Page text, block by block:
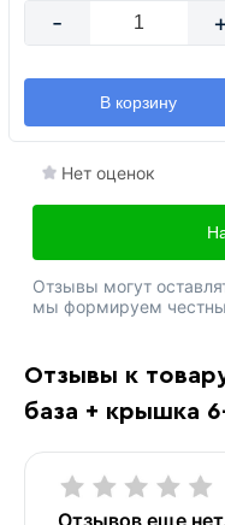
-
В корзину
Отзывы к
база + крышка
Отзывов еще
Нет оценок
Отзывы могут
мы формируем